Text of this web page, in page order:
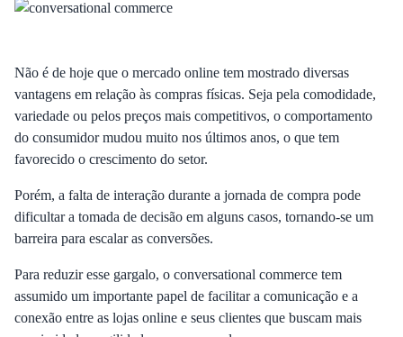
Não é de hoje que o mercado online tem mostrado diversas
vantagens em relação às compras físicas. Seja pela comodidade,
variedade ou pelos preços mais competitivos, o comportamento
do consumidor mudou muito nos últimos anos, o que tem
favorecido o crescimento do setor.
Porém, a falta de interação durante a jornada de compra pode
dificultar a tomada de decisão em alguns casos, tornando-se um
barreira para escalar as conversões.
Para reduzir esse gargalo, o conversational commerce tem
assumido um importante papel de facilitar a comunicação e a
conexão entre as lojas online e seus clientes que buscam mais